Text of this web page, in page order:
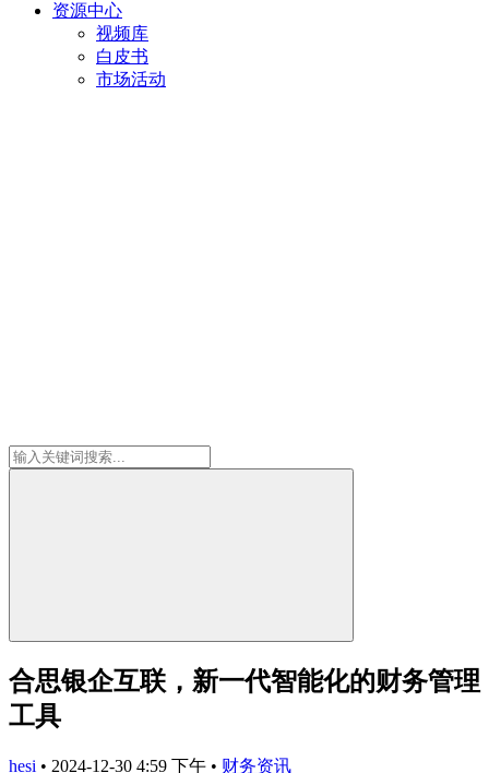
资源中心
视频库
白皮书
市场活动
合思银企互联，新一代智能化的财务管理
工具
hesi • 2024-12-30 4:59 下午 • 财务资讯